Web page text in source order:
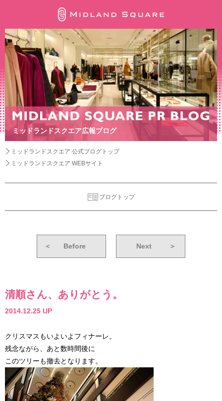
ミッドランドスクエア広報ブログ
ミッドランドスクエア 公式ブログトップ
ミッドランドスクエア WEBサイト
ブログトップ
＜ Before Next ＞
清順さん、ありがとう。
2014.12.25 UP
クリスマスもいよいよフィナーレ。
残念ながら、あと数時間後に
このツリーも撤去となります。